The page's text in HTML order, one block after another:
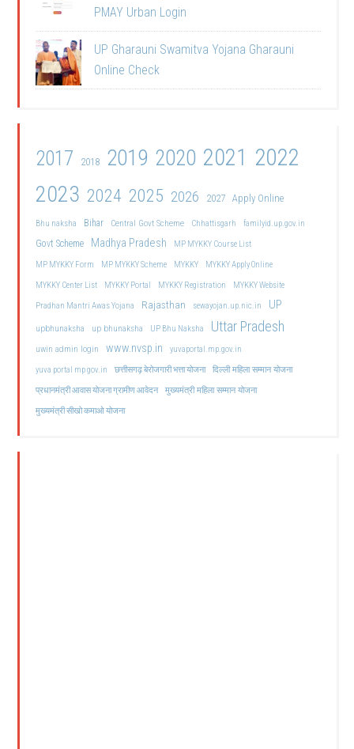
PMAY Urban Login
UP Gharauni Swamitva Yojana Gharauni
Online Check
2017 2018 2019 2020 2021 2022
2023 2024 2025 2026 2027 Apply Online
Bhu naksha Bihar Central Govt Scheme Chhattisgarh familyid.up.gov.in
Govt Scheme Madhya Pradesh
MP MYKKY Course List
MP MYKKY Form
MP MYKKY Scheme MYKKY
MYKKY Apply Online
MYKKY Center List
MYKKY Portal MYKKY Registration
MYKKY Website
Pradhan Mantri Awas Yojana
Rajasthan sewayojan.up.nic.in UP
upbhunaksha up bhunaksha UP Bhu Naksha Uttar Pradesh
uwin admin login www.nvsp.in
yuvaportal.mp.gov.in
yuva portal mp gov.in
छत्तीसगढ़ बेरोजगारी भत्ता योजना दिल्ली महिला सम्मान योजना
प्रधानमंत्री आवास योजना ग्रामीण आवेदन मुख्यमंत्री महिला सम्मान योजना
मुख्यमंत्री सीखो कमाओ योजना